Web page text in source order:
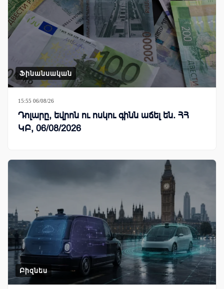
Ֆինանսական
15:55 06/08/26
Դոլարը, եվրոն ու ոսկու գինն աճել են. ՀՀ
ԿԲ, 06/08/2026
Բիզնես